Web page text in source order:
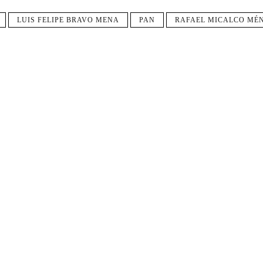
LUIS FELIPE BRAVO MENA PAN RAFAEL MICALCO